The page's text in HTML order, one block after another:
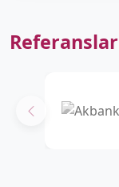
Referanslar